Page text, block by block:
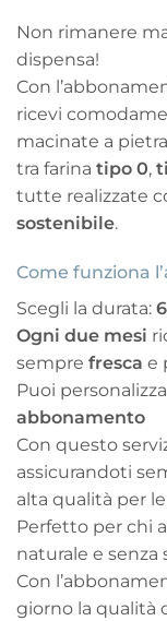
Non rimanere
dispensa!
Con
ricevi
macinate a pietra
tra farina tipo 0,
tutte realizzate
sostenibile.
Come funziona
Scegli la durata:
Ogni due mesi
sempre fresca e
Puoi
abbonamento
Con questo
assicurandoti
alta qualità per
Perfetto per chi
naturale e senza
Con
giorno la qualità